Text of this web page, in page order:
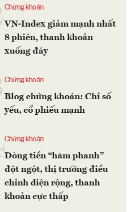
2Chứng khoán
VN-Index giảm mạnh nhất
8 phiên, thanh khoản
xuống đáy
Chứng khoán
Blog chứng khoán: Chỉ số
yếu, cổ phiếu mạnh
4Chứng khoán
Dòng tiền “hãm phanh”
đột ngột, thị trường điều
chỉnh diện rộng, thanh
khoản cực thấp